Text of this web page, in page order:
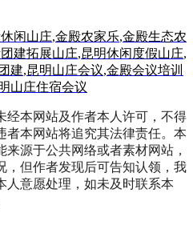
闲山庄,金殿农家乐,金殿生态农
建拓展山庄,昆明休闲度假山庄,
建,昆明山庄会议,金殿会议培训
山庄住宿会议
经本网站及作者本人许可，不得
者本网站将追究其法律责任。本
源于公共网络或者素材网站，
，但作者发现后可告知认领，我
人意愿处理，如未及时联系本